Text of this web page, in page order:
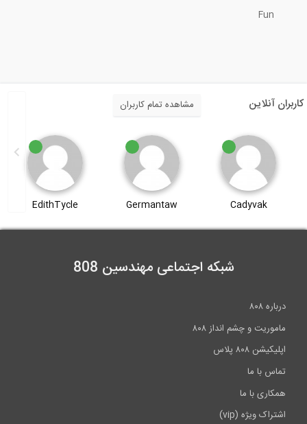
تعریف یک زلزله مصنوعی در نرم افزار...
مدل سازی یک ساختمان تجاری در نرم افزار...
Fun
کاربران آنلاین مشاهده تمام کاربران
Cadyvak
Germantaw
EdithTycle
شبکه اجتماعی مهندسین 808
درباره ۸۰۸
ماموریت و چشم انداز ۸۰۸
اپلیکیشن ۸۰۸ پلاس
تماس با ما
همکاری با ما
اشتراک ویژه (vip)